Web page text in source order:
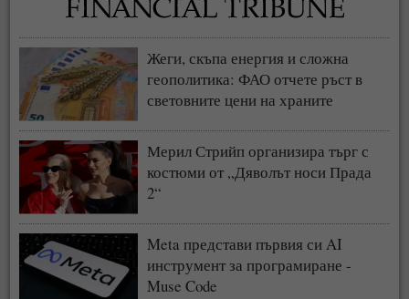
Жеги, скъпа енергия и сложна
геополитика: ФАО отчете ръст в
световните цени на храните
Мерил Стрийп организира търг с
костюми от „Дяволът носи Прада
2“
Meta представи първия си AI
инструмент за програмиране -
Muse Code